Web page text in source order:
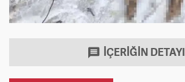
İÇERİĞİN DETAYI